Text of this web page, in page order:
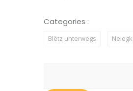
Categories :
Blëtz unterwegs